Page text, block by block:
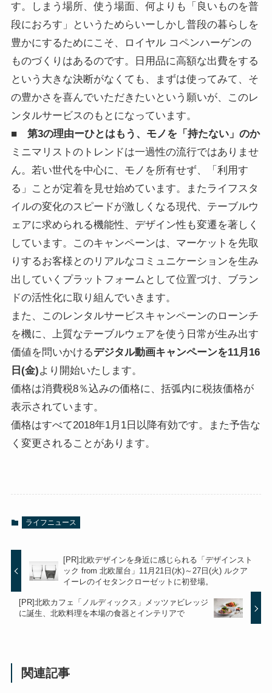
す。しまう場所、使う場面、何よりも「良いものを普
段におろす」というためらいーしかし普段の暮らしを
豊かにするためにこそ、ロイヤル コペンハーゲンの
ものづくりはあるのです。日用品に高額な出費をする
という大きな決断がなくても、まずは使ってみて、そ
の豊かさを喜んでいただきたいという願いが、このレ
ンタルサービスのもとになっています。
■ 第3の理由ーひとはもう、モノを「持たない」のか
ミニマリストのトレンドは一過性の流行ではありませ
ん。若い世代を中心に、モノを所有せず、「利用す
る」ことが定着を見せ始めています。またライフスタ
イルの変化のスピードが激しくなる現代、テーブルウ
ェアに求められる機能性、デザイン性も変遷を著しく
しています。このキャンペーンは、マーケットを先取
りするお客様とのリアルなコミュニケーションを生み
出していくプラットフォームとして位置づけ、ブラン
ドの活性化に取り組んでいきます。
また、このレンタルサービスキャンペーンのローンチ
を機に、上質なテーブルウェアを使う日常が生み出す
価値を問いかけるデジタル動画キャンペーンを11月16
日(金)より開始いたします。
価格は消費税8％込みの価格に、括弧内に税抜価格が
表示されています。
価格はすべて2018年1月1日以降有効です。また予告な
く変更されることがあります。
ライフニュース
[PR]北欧デザインを身近に感じられる「デザインスト
ック from 北欧屋台」11月21日(水)～27日(火) ルクア
イーレのイセタンクローゼットに初登場。
[PR]北欧カフェ「ノルディックス」メッツァビレッジ
に誕生、北欧料理を本場の食器とインテリアで
関連記事